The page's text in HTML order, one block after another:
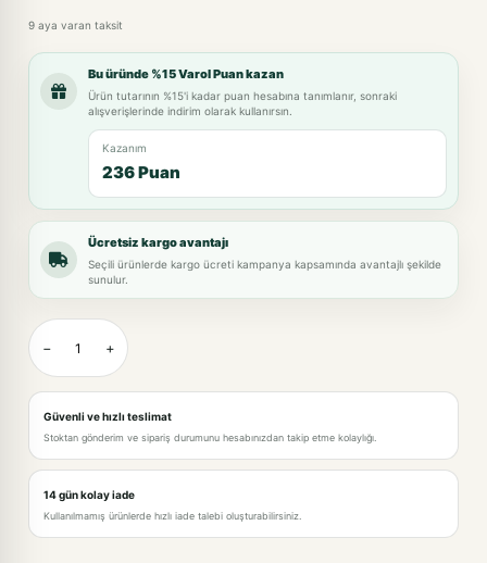
9 aya varan taksit
Bu üründe %15 Varol Puan kazan
Ürün tutarının %15'i kadar puan hesabına tanımlanır, sonraki
alışverişlerinde indirim olarak kullanırsın.
Kazanım
236 Puan
Ücretsiz kargo avantajı
Seçili ürünlerde kargo ücreti kampanya kapsamında avantajlı şekilde
sunulur.
− +
Güvenli ve hızlı teslimat
Stoktan gönderim ve sipariş durumunu hesabınızdan takip etme kolaylığı.
14 gün kolay iade
Kullanılmamış ürünlerde hızlı iade talebi oluşturabilirsiniz.